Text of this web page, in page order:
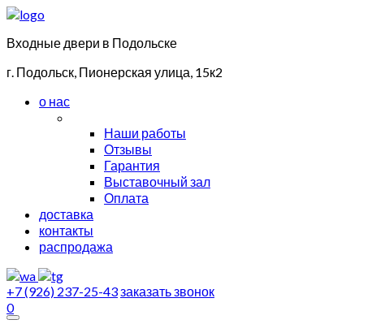
Входные двери в Подольске
г. Подольск, Пионерская улица, 15к2
о нас
Наши работы
Отзывы
Гарантия
Выставочный зал
Оплата
доставка
контакты
распродажа
+7 (926) 237-25-43заказать звонок
0